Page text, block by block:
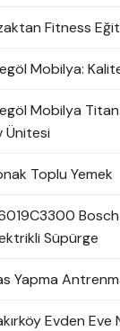
Fitness
Mobilya:
Mobilya Titan
Ünitesi
Toplu Yemek
Süpürge
Yapma
Evden Eve